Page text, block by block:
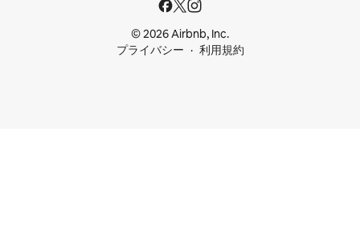
© 2026 Airbnb, Inc.
プライバシー
利用規約